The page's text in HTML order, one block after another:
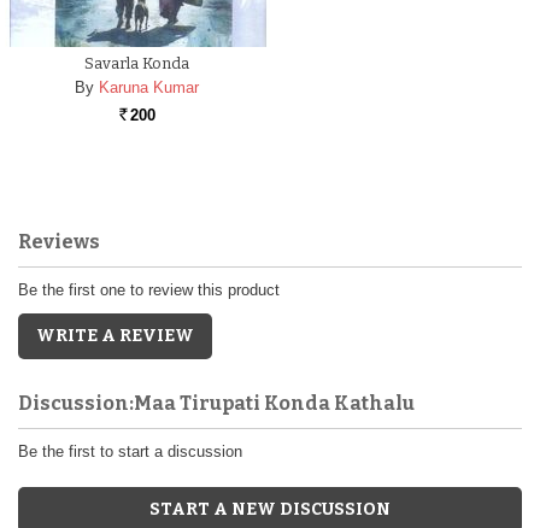
Savarla Konda
By Karuna Kumar
Rs. 200
Reviews
Be the first one to review this product
WRITE A REVIEW
Discussion:Maa Tirupati Konda Kathalu
Be the first to start a discussion
START A NEW DISCUSSION